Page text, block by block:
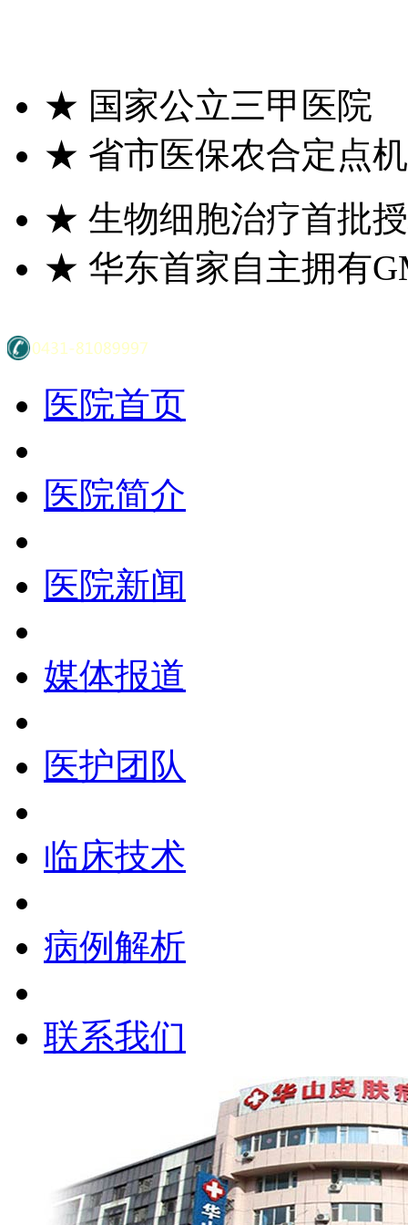
★ 国家公立三甲医院
★ 省市医保农合定点
★ 生物细胞治疗首批
★ 华东首家自主拥有
医院首页
医院简介
医院新闻
媒体报道
医护团队
临床技术
病例解析
联系我们